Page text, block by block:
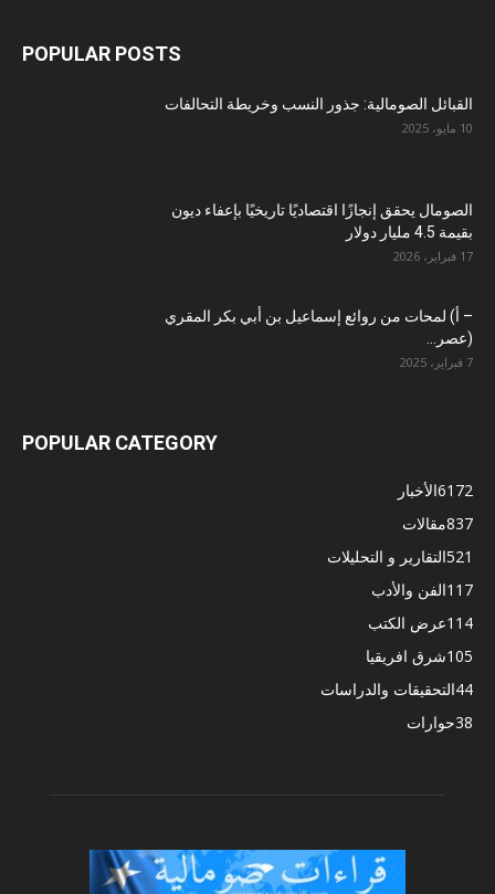
POPULAR POSTS
القبائل الصومالية: جذور النسب وخريطة التحالفات
10 مايو، 2025
الصومال يحقق إنجازًا اقتصاديًا تاريخيًا بإعفاء ديون
بقيمة 4.5 مليار دولار
17 فبراير، 2026
– أ) لمحات من روائع إسماعيل بن أبي بكر المقري
(عصر...
7 فبراير، 2025
POPULAR CATEGORY
الأخبار6172
مقالات837
التقارير و التحليلات521
الفن والأدب117
عرض الكتب114
شرق افريقيا105
التحقيقات والدراسات44
حوارات38